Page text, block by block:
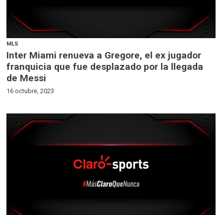
MLS
Inter Miami renueva a Gregore, el ex jugador
franquicia que fue desplazado por la llegada
de Messi
16 octubre, 2023